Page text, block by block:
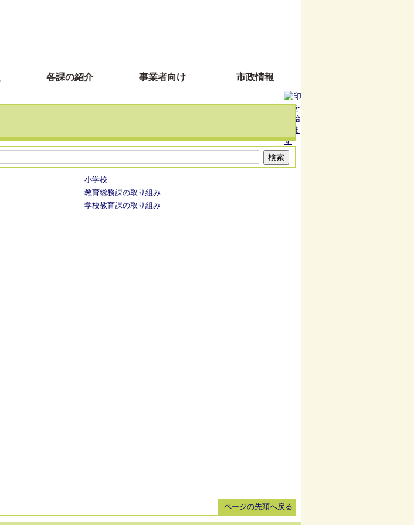
各課の紹介 事業者向け 市政情報
小学校
教育総務課の取り組み
学校教育課の取り組み
ページの先頭へ戻る